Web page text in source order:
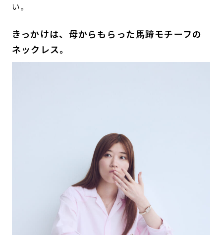
い。
きっかけは、母からもらった馬蹄モチーフの
ネックレス。